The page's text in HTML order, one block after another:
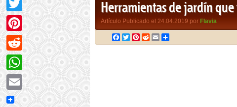
Herramientas de jardín
Artículo Publicado el 24.04.2019 por Flavia
Facebook
TwitterPinterest
RedditEmail
Twitter
Pinterest
Reddit
WhatsApp
Email